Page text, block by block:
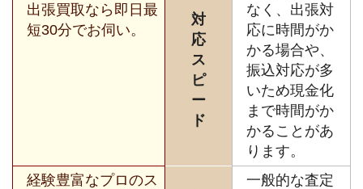
出張買取なら即日最
短30分でお伺い。
対
応
ス
ピ
ー
ド
なく、出張対
応に時間がか
かる場合や、
振込対応が多
いため現金化
まで時間がか
かることがあ
ります。
経験豊富なプロのス
一般的な査定